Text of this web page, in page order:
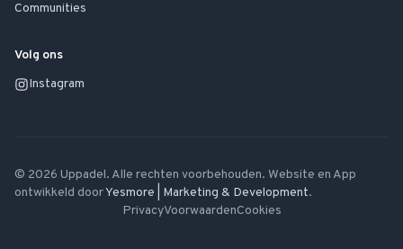
Communities
Volg ons
Instagram
© 2026 Uppadel. Alle rechten voorbehouden. Website en App
ontwikkeld doorYesmore | Marketing & Development.
PrivacyVoorwaardenCookies